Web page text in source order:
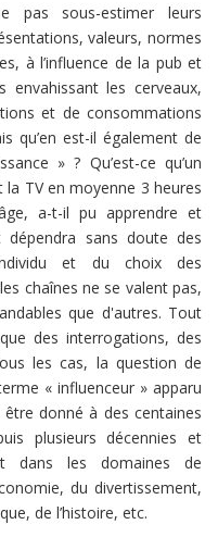
pas sous-estimer leurs
valeurs, normes
à l’influence de la pub et
les cerveaux,
et de consommations
qu’en est-il également de
» ? Qu’est-ce qu’un
TV en moyenne 3 heures
a-t-il pu apprendre et
sans doute des
et du choix des
chaînes ne se valent pas,
que d'autres. Tout
des interrogations, des
les cas, la question de
« influenceur » apparu
donné à des centaines
plusieurs décennies et
dans les domaines de
du divertissement,
de l’histoire, etc.